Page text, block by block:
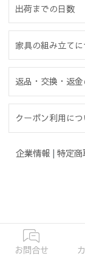
出荷までの日数
家具の組み立てに
返品・交換・返
クーポン利用につ
企業情報 | 特定
お問合せ